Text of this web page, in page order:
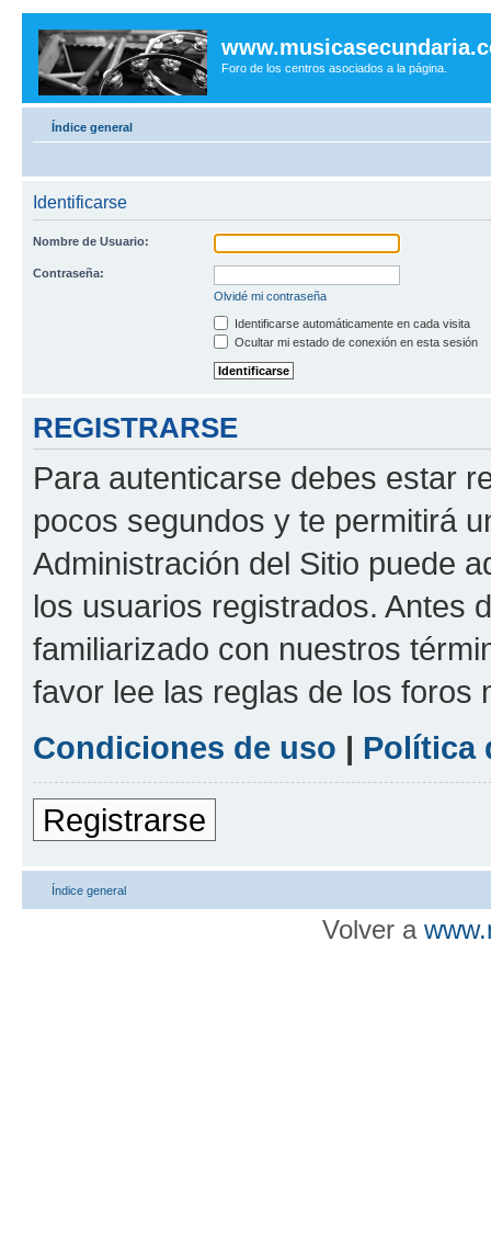
Foro de los centros asociados a la página.
Índice general
Identificarse
Nombre de Usuario:
Contraseña:
Olvidé mi contraseña
Identificarse automáticamente en cada visita
Ocultar mi estado de conexión en esta sesión
REGISTRARSE
Para autenticarse debes estar
pocos segundos y te permitirá
Administración del Sitio puede
los usuarios registrados. Antes
familiarizado con nuestros
favor lee las reglas de los foros
Condiciones de uso | Política
Registrarse
Índice general
Volver a